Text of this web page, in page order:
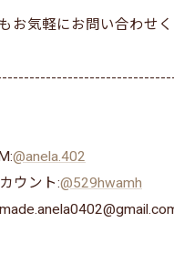
お気軽にお問い合わせ
@anela.402
ウント:@529hwamh